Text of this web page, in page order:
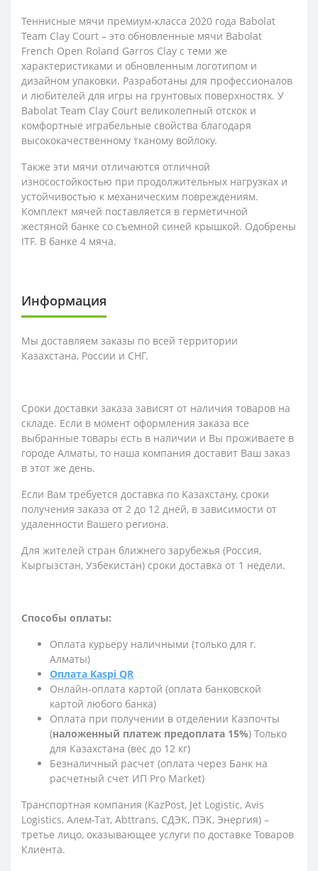
Теннисные мячи премиум-класса 2020 года Babolat
Team Clay Court – это обновленные мячи Babolat
French Open Roland Garros Clay с теми же
характеристиками и обновленным логотипом и
дизайном упаковки. Разработаны для профессионалов
и любителей для игры на грунтовых поверхностях. У
Babolat Team Clay Court великолепный отскок и
комфортные играбельные свойства благодаря
высококачественному тканому войлоку.
Также эти мячи отличаются отличной
износостойкостью при продолжительных нагрузках и
устойчивостью к механическим повреждениям.
Комплект мячей поставляется в герметичной
жестяной банке со съемной синей крышкой. Одобрены
ITF. В банке 4 мяча.
Информация
Мы доставляем заказы по всей территории
Казахстана, России и СНГ.
Сроки доставки заказа зависят от наличия товаров на
складе. Если в момент оформления заказа все
выбранные товары есть в наличии и Вы проживаете в
городе Алматы, то наша компания доставит Ваш заказ
в этот же день.
Если Вам требуется доставка по Казахстану, сроки
получения заказа от 2 до 12 дней, в зависимости от
удаленности Вашего региона.
Для жителей стран ближнего зарубежья (Россия,
Кыргызстан, Узбекистан) сроки доставка от 1 недели.
Способы оплаты:
Оплата курьеру наличными (только для г.
Алматы)
Оплата Kaspi QR
Онлайн-оплата картой (оплата банковской
картой любого банка)
Оплата при получении в отделении Казпочты
(наложенный платеж предоплата 15%) Только
для Казахстана (вес до 12 кг)
Безналичный расчет (оплата через Банк на
расчетный счет ИП Pro Market)
Транспортная компания (KazPost, Jet Logistic, Avis
Logistics, Алем-Тат, Abttrans, СДЭК, ПЭК, Энергия) –
третье лицо, оказывающее услуги по доставке Товаров
Клиента.